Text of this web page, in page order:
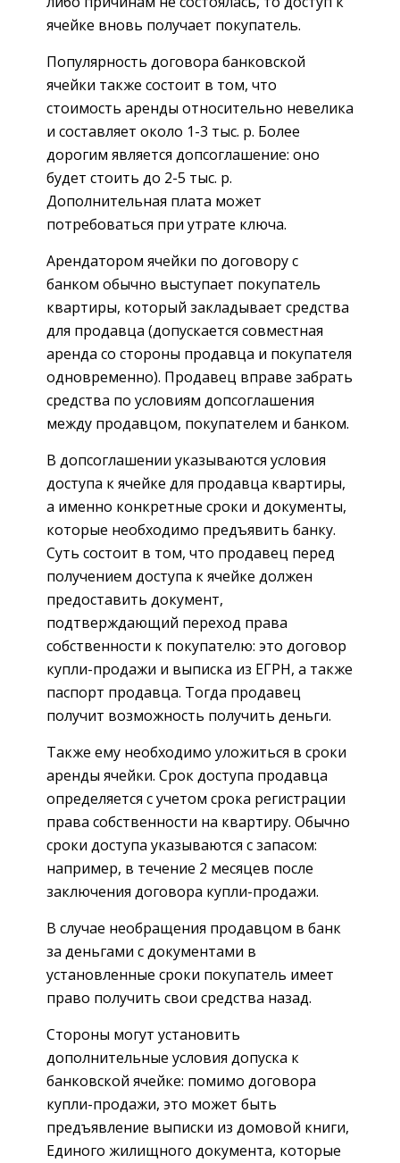
ячейке вновь получает покупатель.
Популярность договора банковской
ячейки также состоит в том, что
стоимость аренды относительно невелика
и составляет около 1-3 тыс. р. Более
дорогим является допсоглашение: оно
будет стоить до 2-5 тыс. р.
Дополнительная плата может
потребоваться при утрате ключа.
Арендатором ячейки по договору с
банком обычно выступает покупатель
квартиры, который закладывает средства
для продавца (допускается совместная
аренда со стороны продавца и покупателя
одновременно). Продавец вправе забрать
средства по условиям допсоглашения
между продавцом, покупателем и банком.
В допсоглашении указываются условия
доступа к ячейке для продавца квартиры,
а именно конкретные сроки и документы,
которые необходимо предъявить банку.
Суть состоит в том, что продавец перед
получением доступа к ячейке должен
предоставить документ,
подтверждающий переход права
собственности к покупателю: это договор
купли-продажи и выписка из ЕГРН, а также
паспорт продавца. Тогда продавец
получит возможность получить деньги.
Также ему необходимо уложиться в сроки
аренды ячейки. Срок доступа продавца
определяется с учетом срока регистрации
права собственности на квартиру. Обычно
сроки доступа указываются с запасом:
например, в течение 2 месяцев после
заключения договора купли-продажи.
В случае необращения продавцом в банк
за деньгами с документами в
установленные сроки покупатель имеет
право получить свои средства назад.
Стороны могут установить
дополнительные условия допуска к
банковской ячейке: помимо договора
купли-продажи, это может быть
предъявление выписки из домовой книги,
Единого жилищного документа, которые